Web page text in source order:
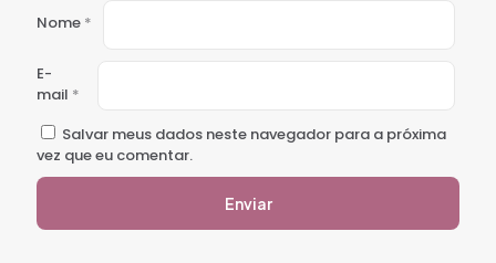
Nome *
E-
mail *
Salvar meus dados neste navegador para a próxima
vez que eu comentar.